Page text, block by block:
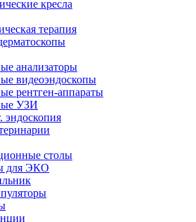
кресла
терапия
анализаторы
видеоэндоскопы
рентген-аппараты
УЗИ
эндоскопия
столы
для ЭКО